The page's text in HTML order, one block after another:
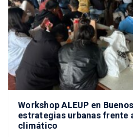
Workshop ALEUP en
estrategias urbanas frente
climático